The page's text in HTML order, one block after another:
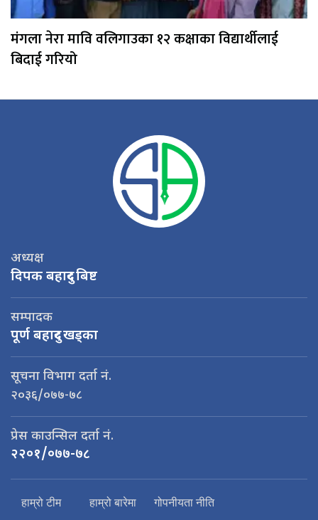
मंगला नेरा मावि वलिगाउका १२ कक्षाका विद्यार्थीलाई
बिदाई गरियो
अध्यक्ष
दिपक बहादुर बिष्ट
सम्पादक
पूर्ण बहादुर खड्का
सूचना विभाग दर्ता नं.
२०३६/०७७-७८
प्रेस काउन्सिल दर्ता नं.
२२०१/०७७-७८
हाम्रो टीम हाम्रो बारेमा गोपनीयता नीति